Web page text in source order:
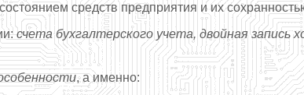
средств предприятия и их
счета бухгалтерского учета, двойная запись
, а именно: